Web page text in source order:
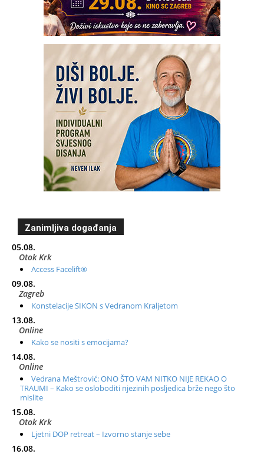
Zanimljiva događanja
05.08.
Otok Krk
Access Facelift®
09.08.
Zagreb
Konstelacije SIKON s Vedranom Kraljetom
13.08.
Online
Kako se nositi s emocijama?
14.08.
Online
Vedrana Meštrović: ONO ŠTO VAM NITKO NIJE REKAO O
TRAUMI – Kako se osloboditi njezinih posljedica brže nego što
mislite
15.08.
Otok Krk
Ljetni DOP retreat – Izvorno stanje sebe
16.08.